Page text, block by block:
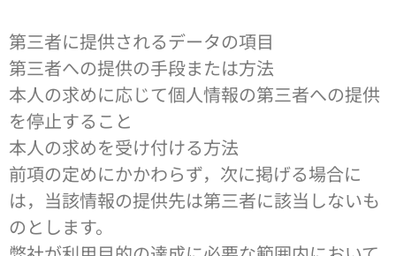
第三者に提供されるデータの項目
第三者への提供の手段または方法
本人の求めに応じて個人情報の第三者への提供
を停止すること
本人の求めを受け付ける方法
前項の定めにかかわらず，次に掲げる場合に
は，当該情報の提供先は第三者に該当しないも
のとします。